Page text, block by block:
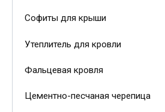
Софиты для крыши
Утеплитель для кровли
Фальцевая кровля
Цементно-песчаная черепица